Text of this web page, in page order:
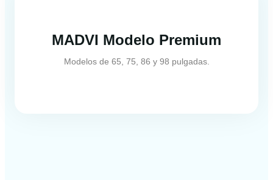
MADVI Modelo Premium
Modelos de 65, 75, 86 y 98 pulgadas.